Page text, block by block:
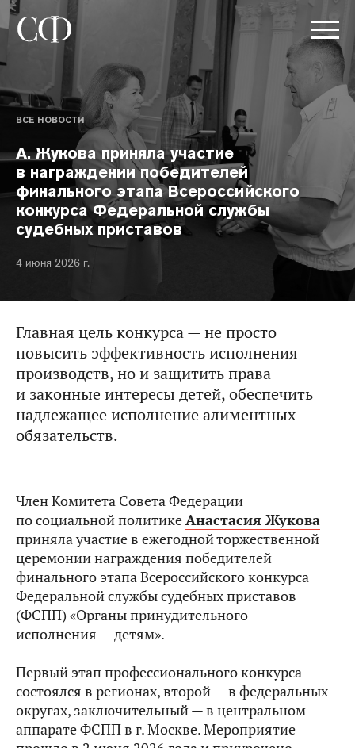
ВСЕ НОВОСТИ
А. Жукова приняла участие
в награждении победителей
финального этапа Всероссийского
конкурса Федеральной службы
судебных приставов
4 июня 2026 г.
Главная цель конкурса — не просто
повысить эффективность исполнения
производств, но и защитить права
и законные интересы детей, обеспечить
надлежащее исполнение алиментных
обязательств.
Член Комитета Совета Федерации
по социальной политикеАнастасия Жукова
приняла участие в ежегодной торжественной
церемонии награждения победителей
финального этапа Всероссийского конкурса
Федеральной службы судебных приставов
(ФСПП) «Органы принудительного
исполнения — детям».
Первый этап профессионального конкурса
состоялся в регионах, второй — в федеральных
округах, заключительный — в центральном
аппарате ФСПП в г. Москве. Мероприятие